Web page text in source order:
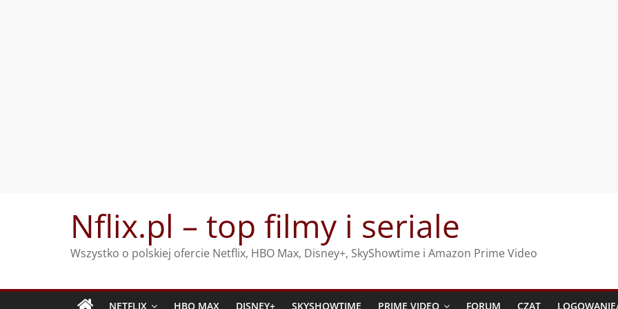
Nflix.pl – top filmy i seriale
Wszystko o polskiej ofercie Netflix, HBO Max, Disney+, SkyShowtime i Amazon Prime Video
NETFLIX HBO MAX DISNEY+ SKYSHOWTIME PRIME VIDEO FORUM CZAT